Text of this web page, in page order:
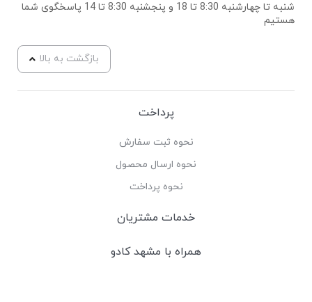
شنبه تا چهارشنبه 8:30 تا 18 و پنجشنبه 8:30 تا 14 پاسخگوی شما
هستیم
بازگشت به بالا
پرداخت
نحوه ثبت سفارش
نحوه ارسال محصول
نحوه پرداخت
خدمات مشتریان
همراه با مشهد کادو